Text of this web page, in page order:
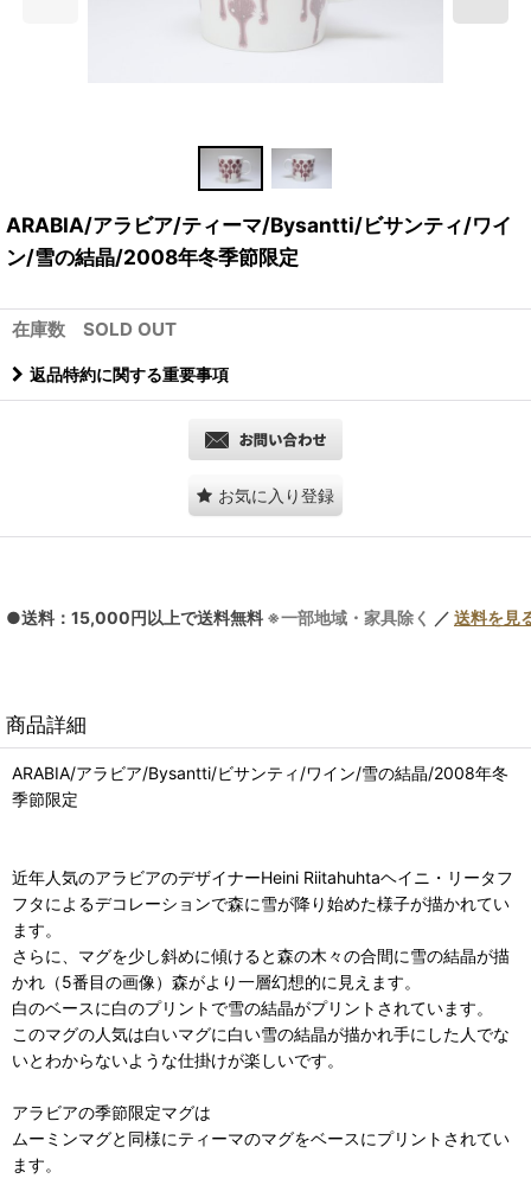
ARABIA/アラビア/ティーマ/Bysantti/ビサンティ/ワイ
ン/雪の結晶/2008年冬季節限定
在庫数 SOLD OUT
返品特約に関する重要事項
お気に入り登録
●送料：15,000円以上で送料無料 ※一部地域・家具除く ／ 送料を見
商品詳細
ARABIA/アラビア/Bysantti/ビサンティ/ワイン/雪の結晶/2008年冬
季節限定
近年人気のアラビアのデザイナーHeini Riitahuhtaヘイニ・リータフ
フタによるデコレーションで森に雪が降り始めた様子が描かれてい
ます。
さらに、マグを少し斜めに傾けると森の木々の合間に雪の結晶が描
かれ（5番目の画像）森がより一層幻想的に見えます。
白のベースに白のプリントで雪の結晶がプリントされています。
このマグの人気は白いマグに白い雪の結晶が描かれ手にした人でな
いとわからないような仕掛けが楽しいです。
アラビアの季節限定マグは
ムーミンマグと同様にティーマのマグをベースにプリントされてい
ます。